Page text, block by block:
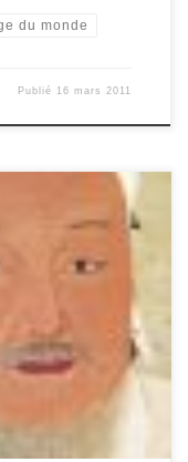
du monde
Publié 16 mars 2011
suis pas encore allé,
Pour mon premier
avec Uriana
qui vit à Paris